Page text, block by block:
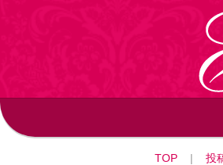
TOP | 投